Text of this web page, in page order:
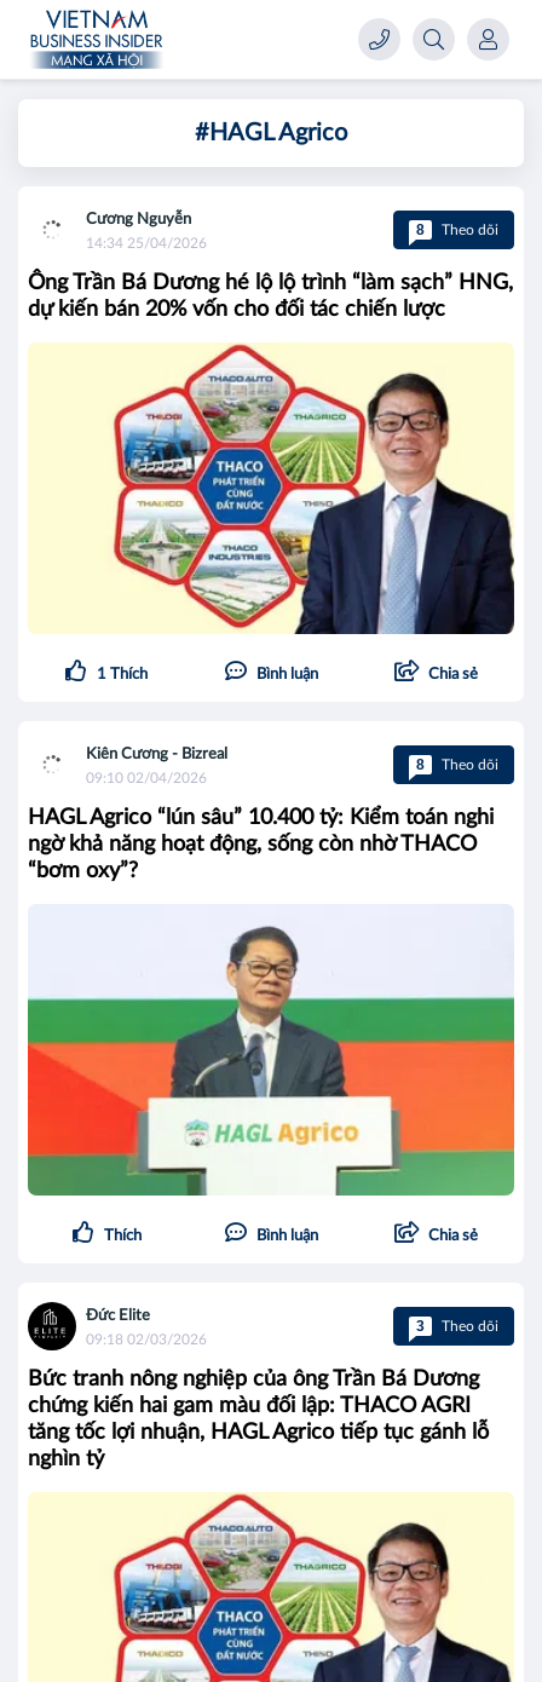
#HAGL Agrico
Cương Nguyễn
14:34 25/04/2026
8 Theo dõi
Ông Trần Bá Dương hé lộ lộ trình “làm sạch” HNG,
dự kiến bán 20% vốn cho đối tác chiến lược
1 Thích Bình luận Chia sẻ
Kiên Cương - Bizreal
09:10 02/04/2026
8 Theo dõi
HAGL Agrico “lún sâu” 10.400 tỷ: Kiểm toán nghi
ngờ khả năng hoạt động, sống còn nhờ THACO
“bơm oxy”?
Thích Bình luận Chia sẻ
Đức Elite
09:18 02/03/2026
3 Theo dõi
Bức tranh nông nghiệp của ông Trần Bá Dương
chứng kiến hai gam màu đối lập: THACO AGRI
tăng tốc lợi nhuận, HAGL Agrico tiếp tục gánh lỗ
nghìn tỷ